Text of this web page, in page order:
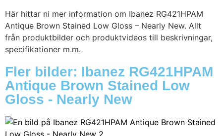
Här hittar ni mer information om Ibanez RG421HPAM
Antique Brown Stained Low Gloss – Nearly New. Allt
från produktbilder och produktvideos till beskrivningar,
specifikationer m.m.
Fler bilder: Ibanez RG421HPAM
Antique Brown Stained Low
Gloss - Nearly New